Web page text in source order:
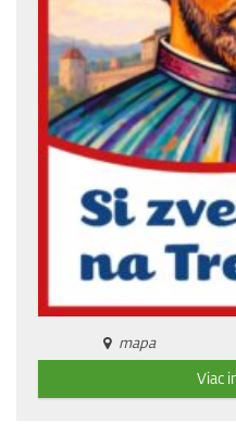
mapa
Viac